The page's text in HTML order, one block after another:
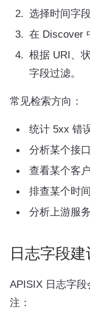
选择时间字段
在 Discover
根据 URI、
字段过滤。
常见检索方向：
统计 5xx 错误
分析某个接
查看某个客
排查某个时
分析上游服
日志字段建
APISIX 日志字
注：